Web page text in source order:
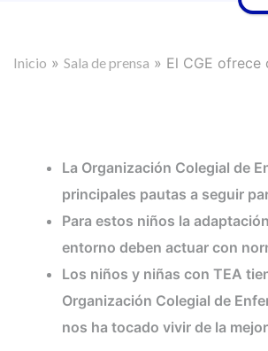
Inicio » Sala de prensa » El CGE
La Organización Colegial de
principales pautas a seguir
Para estos niños la
entorno deben actuar con
Los niños y niñas con TEA
Organización Colegial de
nos ha tocado vivir de la